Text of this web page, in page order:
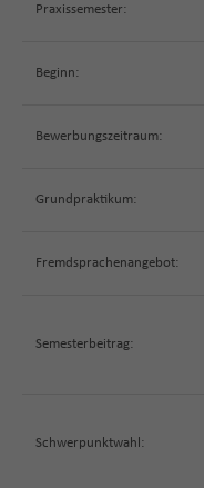
Praxissemester:
Beginn:
Bewerbungszeitraum:
Grundpraktikum:
Fremdsprachenangebot:
Semesterbeitrag:
Schwerpunktwahl: